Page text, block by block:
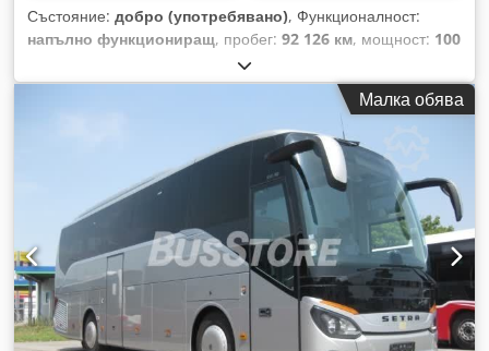
Състояние: добро (употребявано), Функционалност:
напълно функциониращ, пробег: 92 126 км, мощност: 100
, тип гориво:дизел
автоматичен, общо тегло:3 200 кг, първа регистрация:
, клас емисии:
, брой места:9, брой предишни
, номер на машина/превозно средство:
, Оборудване:
ABS, AdBlue, Android Auto, Apple
CarPlay, бордови компютър, въздушна възглавница,
електронна програма за стабилност (ESP), задвижване
на всички колела, имобилайзерна система, климатик,
навигационна система, паркинг сензори, плъзгаща се
врата, регистрация на автомобил, сервоусилвател на
управлението, темпомат, филтър за сажди, централно
заключване , A1O Заден мост производство IFA BB6
Малка обява